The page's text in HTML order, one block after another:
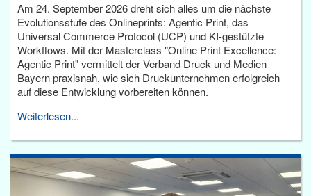
Am 24. September 2026 dreht sich alles um die nächste
Evolutionsstufe des Onlineprints: Agentic Print, das
Universal Commerce Protocol (UCP) und KI-gestützte
Workflows. Mit der Masterclass "Online Print Excellence:
Agentic Print" vermittelt der Verband Druck und Medien
Bayern praxisnah, wie sich Druckunternehmen erfolgreich
auf diese Entwicklung vorbereiten können.
Weiterlesen...